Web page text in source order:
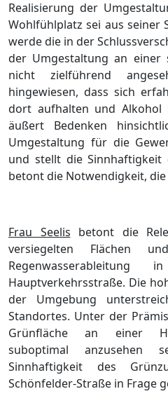
Realisierung der
Wohlfühlplatz sei aus seiner
werde die in der
der Umgestaltung an einer
nicht zielführend
hingewiesen, dass sich
dort aufhalten und Alkohol
äußert Bedenken
Umgestaltung für die
und stellt die Sinnhaftigkeit
betont die Notwendigkeit,
Frau Seelis betont die
versiegelten Flächen
Hauptverkehrsstraße. Die
der Umgebung
Standortes. Unter der
Grünfläche an einer
suboptimal
Sinnhaftigkeit des
Schönfelder-Straße in Frage